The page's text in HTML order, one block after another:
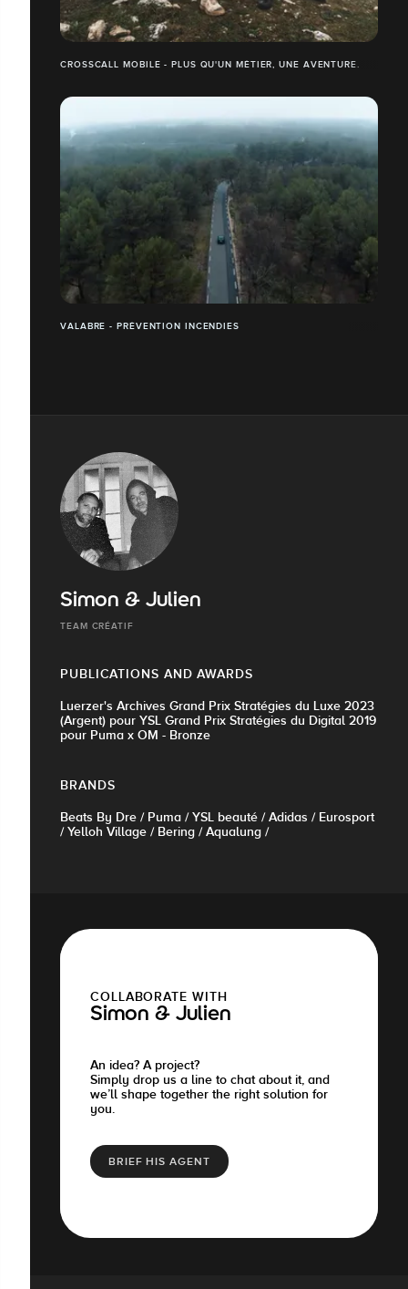
CROSSCALL MOBILE - PLUS QU'UN MÉTIER, UNE AVENTURE.
VALABRE - PRÉVENTION INCENDIES
Simon & Julien
TEAM CRÉATIF
PUBLICATIONS AND AWARDS
Luerzer's Archives Grand Prix Stratégies du Luxe 2023
(Argent) pour YSL Grand Prix Stratégies du Digital 2019
pour Puma x OM - Bronze
BRANDS
Beats By Dre / Puma / YSL beauté / Adidas / Eurosport
/ Yelloh Village / Bering / Aqualung /
COLLABORATE WITH
Simon & Julien
An idea? A project?
Simply drop us a line to chat about it, and
we’ll shape together the right solution for
you.
BRIEF HIS AGENT